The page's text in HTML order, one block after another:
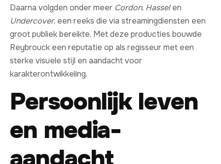
Daarna volgden onder meer Cordon, Hasselen
Undercover, een reeks die via streamingdiensten een
groot publiek bereikte. Met deze producties bouwde
Reybrouck een reputatie op als regisseur met een
sterke visuele stijl en aandacht voor
karakterontwikkeling.
Persoonlijk leven
en media-